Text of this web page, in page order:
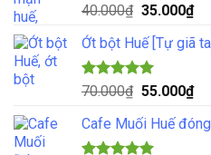
Được xếp
4.33
5 sao
40.000₫ Giá
là:
40.000₫.
35.000₫Giá
tại
Ớt bột Huế [Tự giã
Được xếp
5.00
5 sao
70.000₫ Giá
là:
70.000₫.
55.000₫Giá
tại
Cafe Muối Huế